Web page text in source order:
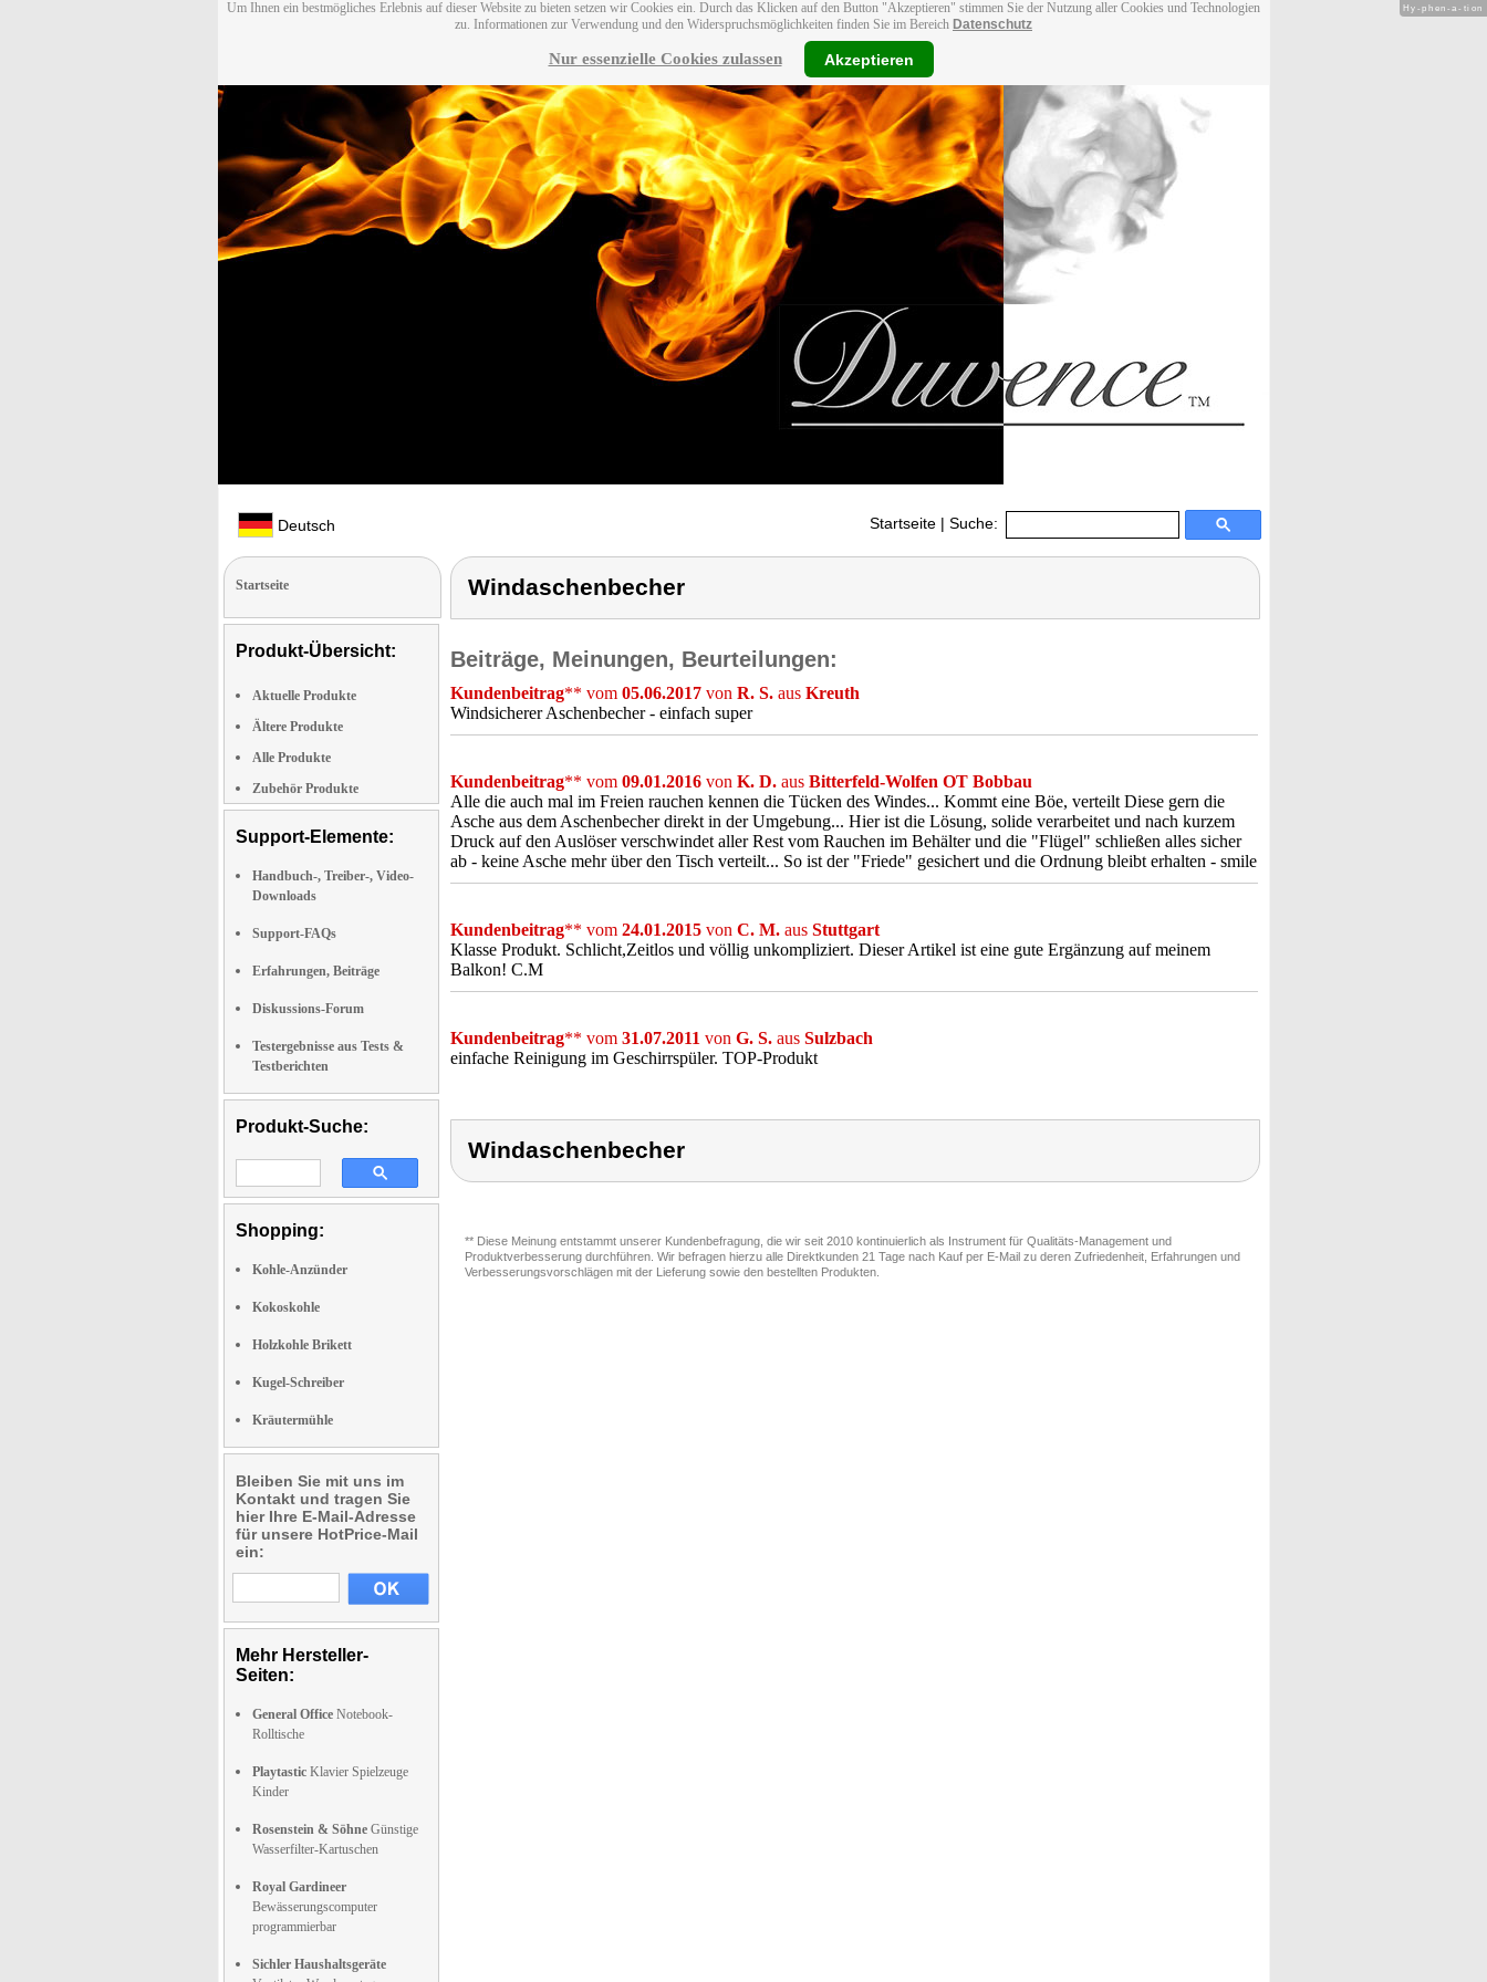
Um Ihnen ein bestmögliches Erlebnis auf dieser Website zu bieten setzen wir Cookies ein. Durch das Klicken auf den Button "Akzeptieren" stimmen Sie der Nutzung aller Cookies und Technologien
zu. Informationen zur Verwendung und den Widerspruchsmöglichkeiten finden Sie im Bereich Datenschutz
Nur essenzielle Cookies zulassen Akzeptieren
Deutsch Startseite | Suche:
Startseite
Produkt-Übersicht:
Aktuelle Produkte
Ältere Produkte
Alle Produkte
Zubehör Produkte
Support-Elemente:
Handbuch-, Treiber-, Video-
Downloads
Support-FAQs
Erfahrungen, Beiträge
Diskussions-Forum
Testergebnisse aus Tests &
Testberichten
Produkt-Suche:
Shopping:
Kohle-Anzünder
Kokoskohle
Holzkohle Brikett
Kugel-Schreiber
Kräutermühle
Bleiben Sie mit uns im
Kontakt und tragen Sie
hier Ihre E-Mail-Adresse
für unsere HotPrice-Mail
ein:
Mehr Hersteller-
Seiten:
General Office Notebook-
Rolltische
Playtastic Klavier Spielzeuge
Kinder
Rosenstein & Söhne Günstige
Wasserfilter-Kartuschen
Royal Gardineer
Bewässerungscomputer
programmierbar
Sichler Haushaltsgeräte
Windaschenbecher
Beiträge, Meinungen, Beurteilungen:
Kundenbeitrag** vom 05.06.2017 von R. S. aus Kreuth
Windsicherer Aschenbecher - einfach super
Kundenbeitrag** vom 09.01.2016 von K. D. aus Bitterfeld-Wolfen OT Bobbau
Alle die auch mal im Freien rauchen kennen die Tücken des Windes... Kommt eine Böe, verteilt Diese gern die
Asche aus dem Aschenbecher direkt in der Umgebung... Hier ist die Lösung, solide verarbeitet und nach kurzem
Druck auf den Auslöser verschwindet aller Rest vom Rauchen im Behälter und die "Flügel" schließen alles sicher
ab - keine Asche mehr über den Tisch verteilt... So ist der "Friede" gesichert und die Ordnung bleibt erhalten - smile
Kundenbeitrag** vom 24.01.2015 von C. M. aus Stuttgart
Klasse Produkt. Schlicht,Zeitlos und völlig unkompliziert. Dieser Artikel ist eine gute Ergänzung auf meinem
Balkon! C.M
Kundenbeitrag** vom 31.07.2011 von G. S. aus Sulzbach
einfache Reinigung im Geschirrspüler. TOP-Produkt
Windaschenbecher
** Diese Meinung entstammt unserer Kundenbefragung, die wir seit 2010 kontinuierlich als Instrument für Qualitäts-Management und
Produktverbesserung durchführen. Wir befragen hierzu alle Direktkunden 21 Tage nach Kauf per E-Mail zu deren Zufriedenheit, Erfahrungen und
Verbesserungsvorschlägen mit der Lieferung sowie den bestellten Produkten.
Hy-phen-a-tion